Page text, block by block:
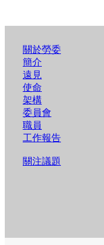
關於勞委
簡介
遠見
使命
架構
委員會
職員
工作報告
關注議題